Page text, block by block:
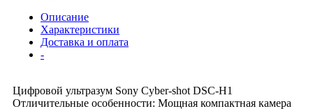
Описание
Характеристики
Доставка и оплата
-
Цифровой ультразум Sony Cyber-shot DSC-H1
Отличительные особенности: Мощная компактная камера